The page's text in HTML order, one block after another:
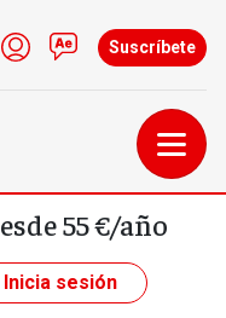
de cuenta de
Iniciar sesión
Contacto
Suscríbete
55 €/año
Inicia sesión